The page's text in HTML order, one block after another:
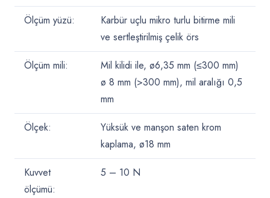
Ölçüm yüzü:
Karbür uçlu mikro turlu bitirme mili
ve sertleştirilmiş çelik örs
Ölçüm mili:
Mil kilidi ile, ø6,35 mm (≤300 mm)
ø 8 mm (>300 mm), mil aralığı 0,5
mm
Ölçek:
Yüksük ve manşon saten krom
kaplama, ø18 mm
Kuvvet
ölçümü:
5 – 10 N